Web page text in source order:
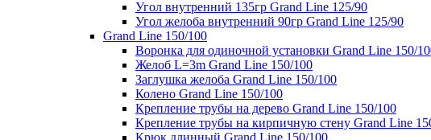
Угол внутренний 135гр Grand Line 125/90
Угол желоба внутренний 90гр Grand Line 125/90
Grand Line 150/100
Воронка для одиночной установки Grand Line 150/
Желоб L=3m Grand Line 150/100
Заглушка желоба Grand Line 150/100
Колено Grand Line 150/100
Крепление трубы на дерево Grand Line 150/100
Крепление трубы на кирпичную стену Grand Line
Крюк длинный Grand Line 150/100